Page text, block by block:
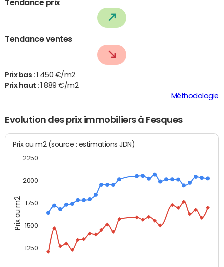
Tendance prix
Tendance ventes
Prix bas :
1 450 €/m2
Prix haut :
1 889 €/m2
Méthodologie
Evolution des prix immobiliers à Fesques
Prix au m2
Prix au m2 (source : estimations JDN)
1250
1500
1750
2000
2250